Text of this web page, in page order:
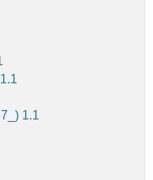
1.1